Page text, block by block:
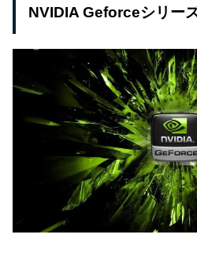
NVIDIA Geforceシリー